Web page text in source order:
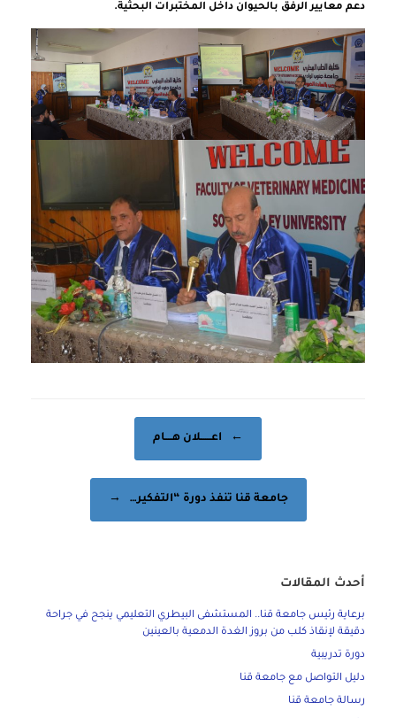
دعم معايير الرفق بالحيوان داخل المختبرات البحثية.
← اعــــــلان هــــام
جامعة قنا تنفذ دورة “التفكير… →
أحدث المقالات
برعاية رئيس جامعة قنا.. المستشفى البيطري التعليمي ينجح في جراحة
دقيقة لإنقاذ كلب من بروز الغدة الدمعية بالعينين
دورة تدريبية
دليل التواصل مع جامعة قنا
رسالة جامعة قنا